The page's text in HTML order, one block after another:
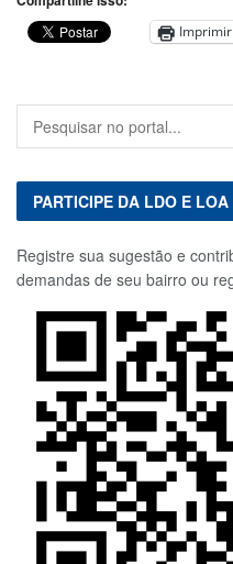
Imprimir
PARTICIPE DA LDO E
Registre sua sugestão e
demandas de seu bairro ou